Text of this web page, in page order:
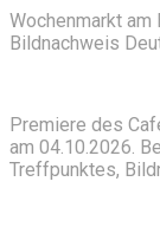
Wochenmarkt am
Bildnachweis
Premiere des
am 04.10.2026.
Treffpunktes,